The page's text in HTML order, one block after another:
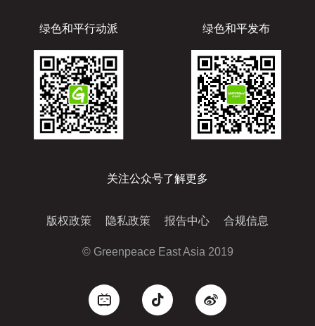
绿色和平行动派 绿色和平发布
关注公众号了解更多
版权政策 隐私政策 报告中心 合规信息
© Greenpeace East Asia 2019